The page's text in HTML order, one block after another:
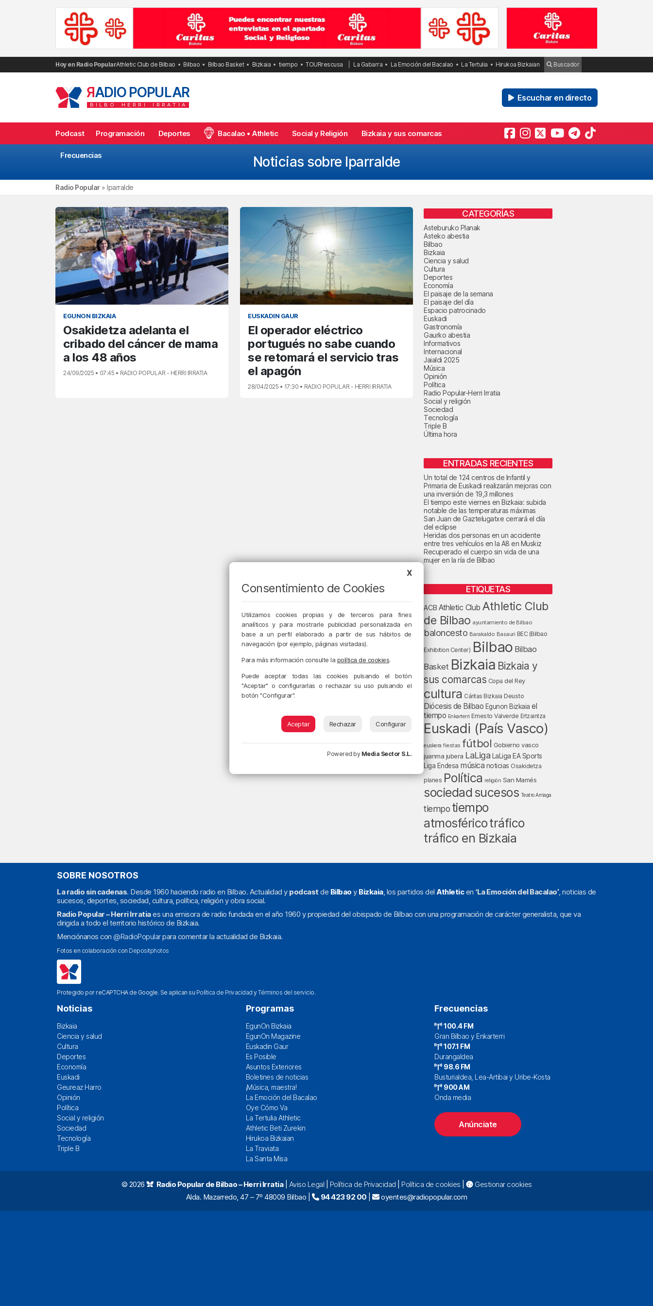
Hoy en Radio PopularAthletic Club de Bilbao Bilbao Bilbao Basket Bizkaia tiempo TOURrescusa La Gabarra La Emoción del Bacalao La Tertulia Hirukoa Bizkaian Buscador
RADIO POPULAR
BILBO HERRI IRRATIA
Escuchar en directo
Podcast Programación Deportes Bacalao • Athletic Social y Religión Bizkaia y sus comarcas
Frecuencias Noticias sobre Iparralde
Radio Popular» Iparralde
EGUNON BIZKAIA
Osakidetza adelanta el
cribado del cáncer de mama
a los 48 años
24/09/2025 • 07:45 • RADIO POPULAR - HERRI IRRATIA
EUSKADIN GAUR
El operador eléctrico
portugués no sabe cuando
se retomará el servicio tras
el apagón
28/04/2025 • 17:30 • RADIO POPULAR - HERRI IRRATIA
CATEGORÍAS
Asteburuko Planak
Asteko abestia
Bilbao
Bizkaia
Ciencia y salud
Cultura
Deportes
Economía
El paisaje de la semana
El paisaje del día
Espacio patrocinado
Euskadi
Gastronomía
Gaurko abestia
Informativos
Internacional
Jaialdi 2025
Música
Opinión
Política
Radio Popular-Herri Irratia
Social y religión
Sociedad
Tecnología
Triple B
Última hora
ENTRADAS RECIENTES
Un total de 124 centros de Infantil y
Primaria de Euskadi realizarán mejoras con
una inversión de 19,3 millones
El tiempo este viernes en Bizkaia: subida
notable de las temperaturas máximas
San Juan de Gaztelugatxe cerrará el día
del eclipse
Heridas dos personas en un accidente
entre tres vehículos en la A8 en Muskiz
Recuperado el cuerpo sin vida de una
mujer en la ría de Bilbao
ETIQUETAS
ACB Athletic Club Athletic Club
de Bilbao ayuntamiento de Bilbao
baloncesto Barakaldo Basauri BEC (Bilbao
Exhibition Center) Bilbao Bilbao
Basket Bizkaia Bizkaia y
sus comarcas Copa del Rey
cultura Cáritas Bizkaia Deusto
Diócesis de Bilbao Egunon Bizkaia el
tiempo Enkarterri Ernesto Valverde Ertzaintza
Euskadi (País Vasco)
euskera fiestas fútbol Gobierno vasco
juanma jubera LaLiga LaLiga EA Sports
Liga Endesa música noticias Osakidetza
planes Política religión San Mamés
sociedad sucesos Teatro Arriaga
tiempo tiempo
atmosféricotráfico
tráfico en Bizkaia
SOBRE NOSOTROS
La radio sin cadenas. Desde 1960 haciendo radio en Bilbao. Actualidad y podcast de Bilbao y Bizkaia, los partidos del Athleticen ‘La Emoción del Bacalao’, noticias de
sucesos, deportes, sociedad, cultura, política, religión y obra social.
Radio Popular – Herri Irratiaes una emisora de radio fundada en el año 1960 y propiedad del obispado de Bilbao con una programación de carácter generalista, que va
dirigida a todo el territorio histórico de Bizkaia.
Menciónanos con @RadioPopularpara comentar la actualidad de Bizkaia.
Fotos en colaboración con Depositphotos
Protegido por reCAPTCHA de Google. Se aplican su Política de Privacidad yTérminos del servicio.
Noticias
Bizkaia
Ciencia y salud
Cultura
Deportes
Economía
Euskadi
Geureaz Harro
Opinión
Política
Social y religión
Sociedad
Tecnología
Triple B
Programas
EgunOn Bizkaia
EgunOn Magazine
Euskadin Gaur
Es Posible
Asuntos Exteriores
Boletines de noticias
¡Música, maestra!
La Emoción del Bacalao
Oye Cómo Va
La Tertulia Athletic
Athletic Beti Zurekin
Hirukoa Bizkaian
La Traviata
La Santa Misa
Frecuencias
100.4 FM
Gran Bilbao y Enkarterri
107.1 FM
Durangaldea
98.6 FM
Busturialdea, Lea-Artibai y Uribe-Kosta
900 AM
Onda media
Anúnciate
© 2026 Radio Popular de Bilbao – Herri Irratia| Aviso Legal Política de Privacidad Política de cookies
Gestionar cookies
Alda. Mazarredo, 47 – 7º 48009 Bilbao |
94 423 92 00 | oyentes@radiopopular.com
X
Consentimiento de Cookies
Utilizamos cookies propias y de terceros para fines
analíticos y para mostrarle publicidad personalizada en
base a un perfil elaborado a partir de sus hábitos de
navegación (por ejemplo, páginas visitadas).
Para más información consulte la política de cookies.
Puede aceptar todas las cookies pulsando el botón
"Aceptar" o configurarlas o rechazar su uso pulsando el
botón "Configurar".
Aceptar Rechazar Configurar
Powered by Media Sector S.L.